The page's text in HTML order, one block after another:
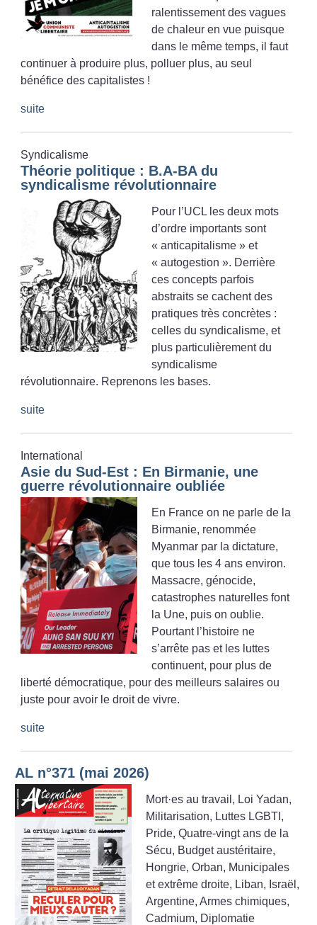
ralentissement des vagues
de chaleur en vue puisque
dans le même temps, il faut
continuer à produire plus, polluer plus, au seul
bénéfice des capitalistes !
suite
Syndicalisme
Théorie politique : B.A-BA du
syndicalisme révolutionnaire
Pour l’UCL les deux mots
d’ordre importants sont
« anticapitalisme » et
« autogestion ». Derrière
ces concepts parfois
abstraits se cachent des
pratiques très concrètes :
celles du syndicalisme, et
plus particulièrement du
syndicalisme
révolutionnaire. Reprenons les bases.
suite
International
Asie du Sud-Est : En Birmanie, une
guerre révolutionnaire oubliée
En France on ne parle de la
Birmanie, renommée
Myanmar par la dictature,
que tous les 4 ans environ.
Massacre, génocide,
catastrophes naturelles font
la Une, puis on oublie.
Pourtant l’histoire ne
s’arrête pas et les luttes
continuent, pour plus de
liberté démocratique, pour des meilleurs salaires ou
juste pour avoir le droit de vivre.
suite
AL n°371 (mai 2026)
Mort·es au travail, Loi Yadan,
Militarisation, Luttes LGBTI,
Pride, Quatre-vingt ans de la
Sécu, Budget austéritaire,
Hongrie, Orban, Municipales
et extrême droite, Liban, Israël,
Argentine, Armes chimiques,
Cadmium, Diplomatie